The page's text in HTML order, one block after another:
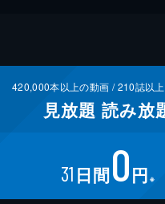
420,000本以上の動画 /210誌以
見放題 読み放
31 日間0円 ※